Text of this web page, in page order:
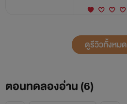
ดูรีวิวทั้งหมด
ตอนทดลองอ่าน (6)